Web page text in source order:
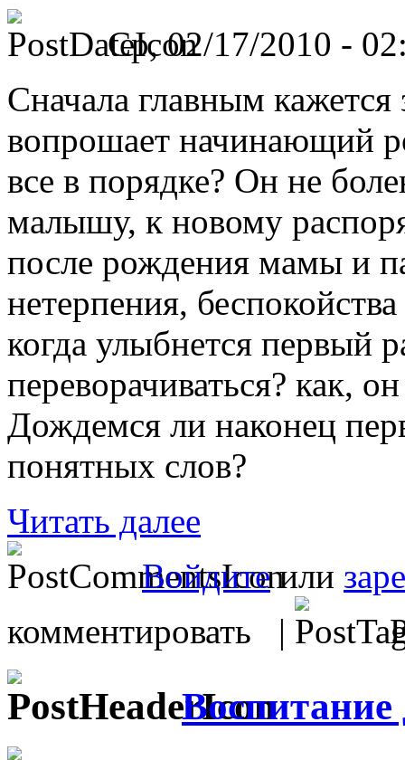
Ср, 02/17/2010 -
Сначала главным
вопрошает начинающий
все в порядке? Он не
малышу, к новому
после рождения мамы и
нетерпения,
когда улыбнется первый
переворачиваться? как,
Дождемся ли наконец
понятных слов?
Читать далее
Войдитеили
комментировать |
Воспитание